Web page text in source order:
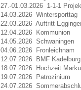
27.-01.03.2026 1-1-1
14.03.2026 Wintersporttag
22.03.2026 Auftritt
12.04.2026 Kommunion
14.05.2026 Schwaningen
04.06.2026 Fronleichnam
12.07.2026 BMF Kadelburg
18.07.2026 Hochzeit
19.07.2026 Patrozinium
24.07.2026